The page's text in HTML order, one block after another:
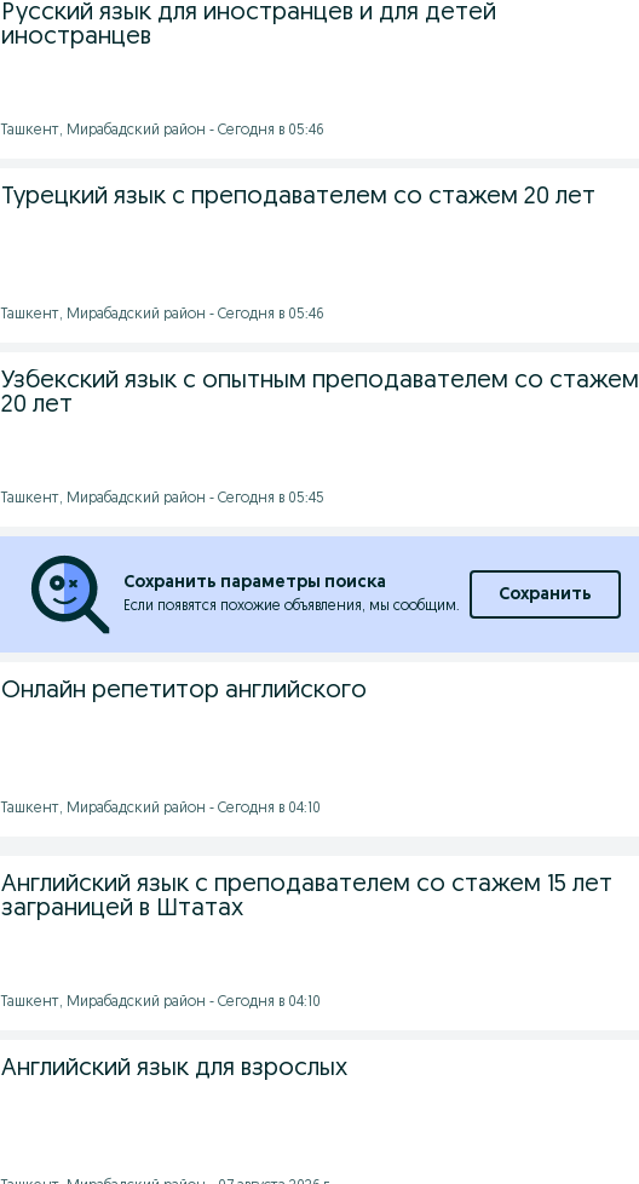
Русский язык для иностранцев и для детей
иностранцев
Ташкент, Мирабадский район - Сегодня в 05:46
Турецкий язык с преподавателем со стажем 20 лет
Ташкент, Мирабадский район - Сегодня в 05:46
Узбекский язык с опытным преподавателем со стажем
20 лет
Ташкент, Мирабадский район - Сегодня в 05:45
Сохранить параметры поиска
Если появятся похожие объявления, мы сообщим.
Сохранить
Онлайн репетитор английского
Ташкент, Мирабадский район - Сегодня в 04:10
Английский язык с преподавателем со стажем 15 лет
заграницей в Штатах
Ташкент, Мирабадский район - Сегодня в 04:10
Английский язык для взрослых